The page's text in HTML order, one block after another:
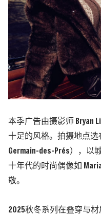
本季广告由摄影师 Bryan
十足的风格。拍摄地点
Germain-des-Prés），
十年代的时尚偶像如
敬。
2025秋冬系列在叠穿与